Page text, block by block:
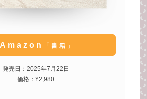
Amazon 「書籍」
発売日：2025年7月22日
価格：¥2,980